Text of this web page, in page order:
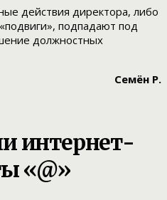
действия директора, либо
подпадают под
должностных
Семён Р.
интернет-
«@»